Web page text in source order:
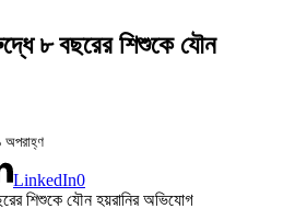
৮ বছরের শিশুকে যৌন
অপরাহ্ণ
LinkedIn0